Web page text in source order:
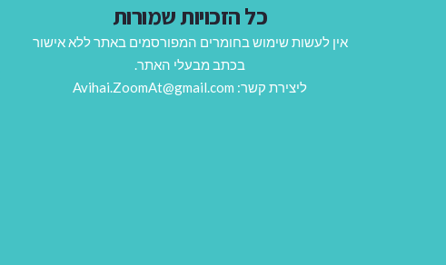
כל הזכויות שמורות
אין לעשות שימוש בחומרים המפורסמים באתר ללא אישור
בכתב מבעלי האתר.
ליצירת קשר: Avihai.ZoomAt@gmail.com